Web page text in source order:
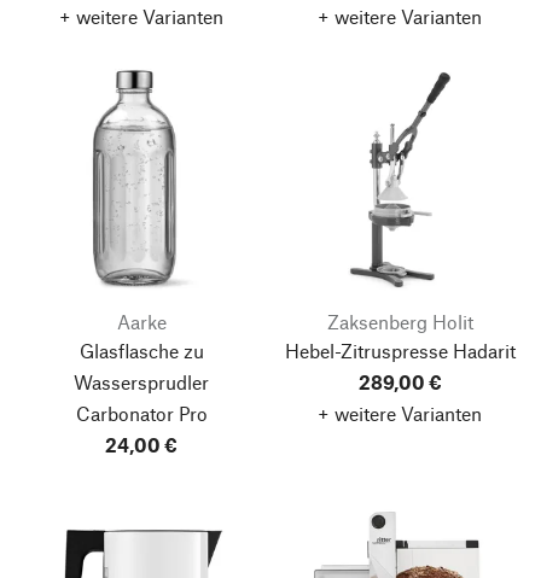
+ weitere Varianten
+ weitere Varianten
Aarke
Glasflasche zu
Wassersprudler
Carbonator Pro
24,00 €
Zaksenberg Holit
Hebel-Zitruspresse Hadarit
289,00 €
+ weitere Varianten